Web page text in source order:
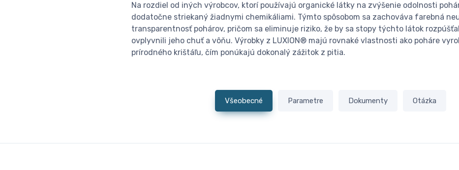
Na rozdiel od iných výrobcov, ktorí používajú organické látky na zvýšenie odolnosti
dodatočne striekaný žiadnymi chemikáliami. Týmto spôsobom sa zachováva farebná
transparentnosť pohárov, pričom sa eliminuje riziko, že by sa stopy týchto látok
ovplyvnili jeho chuť a vôňu. Výrobky z LUXION® majú rovnaké vlastnosti ako poháre
prírodného krištáľu, čím ponúkajú dokonalý zážitok z pitia.
Všeobecné Parametre Dokumenty Otázka